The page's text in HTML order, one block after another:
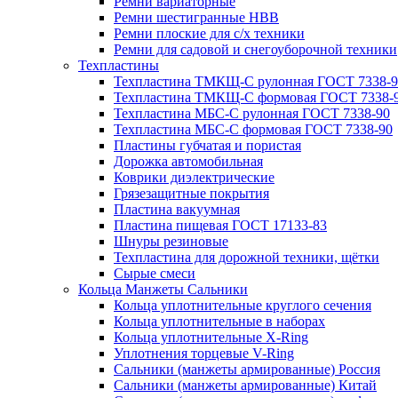
Ремни шестигранные HBB
Ремни плоские для с/х техники
Ремни для садовой и снегоуборочной техники
Техпластины
Техпластина ТМКЩ-С рулонная ГОСТ 7338-
Техпластина ТМКЩ-С формовая ГОСТ 7338-
Техпластина МБС-С рулонная ГОСТ 7338-90
Техпластина МБС-С формовая ГОСТ 7338-90
Пластины губчатая и пористая
Дорожка автомобильная
Коврики диэлектрические
Грязезащитные покрытия
Пластина вакуумная
Пластина пищевая ГОСТ 17133-83
Шнуры резиновые
Техпластина для дорожной техники, щётки
Сырые смеси
Кольца Манжеты Сальники
Кольца уплотнительные круглого сечения
Кольца уплотнительные в наборах
Кольца уплотнительные Х-Ring
Уплотнения торцевые V-Ring
Сальники (манжеты армированные) Россия
Сальники (манжеты армированные) Китай